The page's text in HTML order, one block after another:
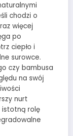
chodzi o
więcej
po
ciepło i
surowce.
czy bambusa
na swój
nurt
istotną rolę